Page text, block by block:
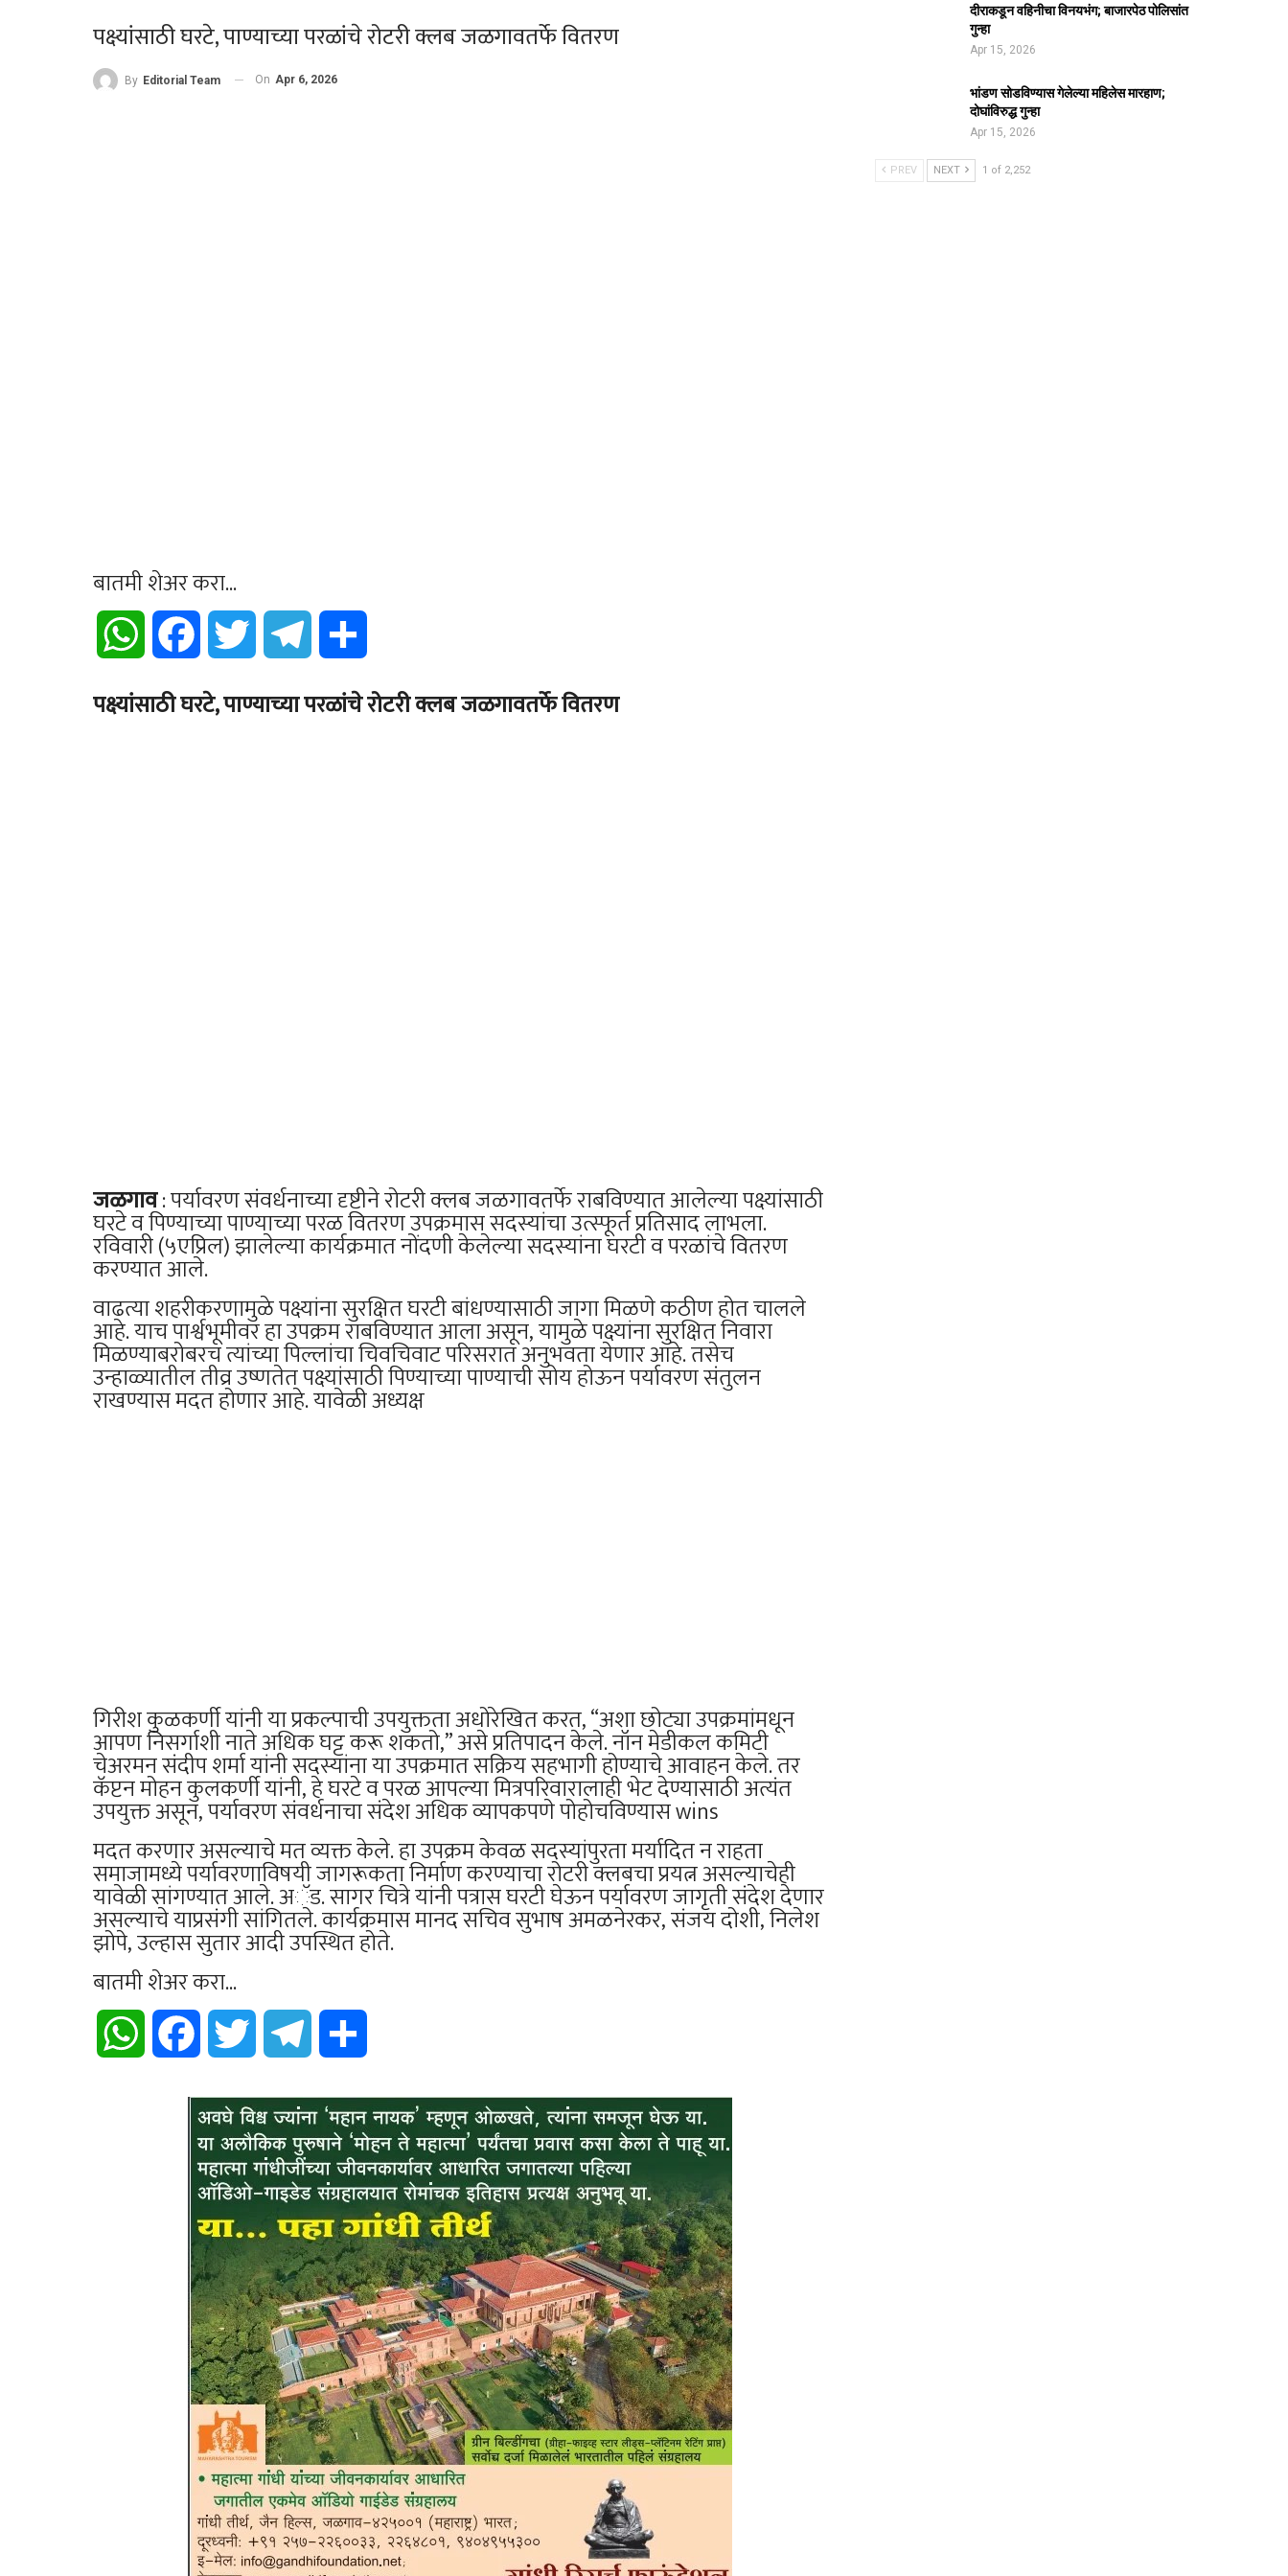
पक्ष्यांसाठी घरटे, पाण्याच्या परळांचे रोटरी क्लब जळगावतर्फे वितरण
By Editorial Team On Apr 6, 2026
बातमी शेअर करा...
WhatsApp Facebook Twitter Telegram
पक्ष्यांसाठी घरटे, पाण्याच्या परळांचे रोटरी क्लब जळगावतर्फे वितरण
जळगाव: पर्यावरण संवर्धनाच्या दृष्टीने रोटरी क्लब जळगावतर्फे राबविण्यात आलेल्या पक्ष्यांसाठी
घरटे व पिण्याच्या पाण्याच्या परळ वितरण उपक्रमास सदस्यांचा उत्स्फूर्त प्रतिसाद लाभला.
रविवारी (५एप्रिल) झालेल्या कार्यक्रमात नोंदणी केलेल्या सदस्यांना घरटी व परळांचे वितरण
करण्यात आले.
वाढत्या शहरीकरणामुळे पक्ष्यांना सुरक्षित घरटी बांधण्यासाठी जागा मिळणे कठीण होत चालले
आहे. याच पार्श्वभूमीवर हा उपक्रम राबविण्यात आला असून, यामुळे पक्ष्यांना सुरक्षित निवारा
मिळण्याबरोबरच त्यांच्या पिल्लांचा चिवचिवाट परिसरात अनुभवता येणार आहे. तसेच
उन्हाळ्यातील तीव्र उष्णतेत पक्ष्यांसाठी पिण्याच्या पाण्याची सोय होऊन पर्यावरण संतुलन
राखण्यास मदत होणार आहे. यावेळी अध्यक्ष
गिरीश कुळकर्णी यांनी या प्रकल्पाची उपयुक्तता अधोरेखित करत, “अशा छोट्या उपक्रमांमधून
आपण निसर्गाशी नाते अधिक घट्ट करू शकतो,” असे प्रतिपादन केले. नॉन मेडीकल कमिटी
चेअरमन संदीप शर्मा यांनी सदस्यांना या उपक्रमात सक्रिय सहभागी होण्याचे आवाहन केले. तर
कॅप्टन मोहन कुलकर्णी यांनी, हे घरटे व परळ आपल्या मित्रपरिवारालाही भेट देण्यासाठी अत्यंत
उपयुक्त असून, पर्यावरण संवर्धनाचा संदेश अधिक व्यापकपणे पोहोचविण्यास wins
मदत करणार असल्याचे मत व्यक्त केले. हा उपक्रम केवळ सदस्यांपुरता मर्यादित न राहता
समाजामध्ये पर्यावरणाविषयी जागरूकता निर्माण करण्याचा रोटरी क्लबचा प्रयत्न असल्याचेही
यावेळी सांगण्यात आले. अॅड. सागर चित्रे यांनी पत्रास घरटी घेऊन पर्यावरण जागृती संदेश देणार
असल्याचे याप्रसंगी सांगितले. कार्यक्रमास मानद सचिव सुभाष अमळनेरकर, संजय दोशी, निलेश
झोपे, उल्हास सुतार आदी उपस्थित होते.
बातमी शेअर करा...
WhatsApp Facebook Twitter Telegram
दीराकडून वहिनीचा विनयभंग; बाजारपेठ पोलिसांत
गुन्हा
Apr 15, 2026
भांडण सोडविण्यास गेलेल्या महिलेस मारहाण;
दोघांविरुद्ध गुन्हा
Apr 15, 2026
PREV NEXT 1 of 2,252